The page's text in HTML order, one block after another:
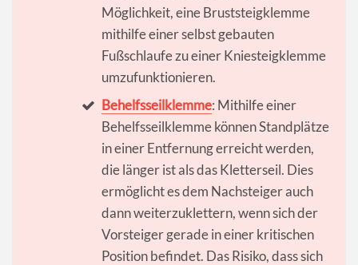
Möglichkeit, eine Bruststeigklemme
mithilfe einer selbst gebauten
Fußschlaufe zu einer Kniesteigklemme
umzufunktionieren.
Behelfsseilklemme: Mithilfe einer
Behelfsseilklemme können Standplätze
in einer Entfernung erreicht werden,
die länger ist als das Kletterseil. Dies
ermöglicht es dem Nachsteiger auch
dann weiterzuklettern, wenn sich der
Vorsteiger gerade in einer kritischen
Position befindet. Das Risiko, dass sich